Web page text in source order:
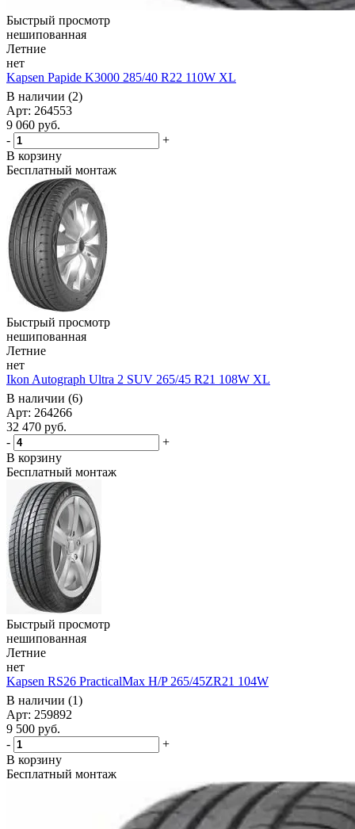
Быстрый просмотр
нешипованная
Летние
нет
Kapsen Papide K3000 285/40 R22 110W XL
В наличии (2)
Арт: 264553
9 060 руб.
-
+
В корзину
Бесплатный монтаж
Быстрый просмотр
нешипованная
Летние
нет
Ikon Autograph Ultra 2 SUV 265/45 R21 108W XL
В наличии (6)
Арт: 264266
32 470 руб.
-
+
В корзину
Бесплатный монтаж
Быстрый просмотр
нешипованная
Летние
нет
Kapsen RS26 PracticalMax H/P 265/45ZR21 104W
В наличии (1)
Арт: 259892
9 500 руб.
-
+
В корзину
Бесплатный монтаж